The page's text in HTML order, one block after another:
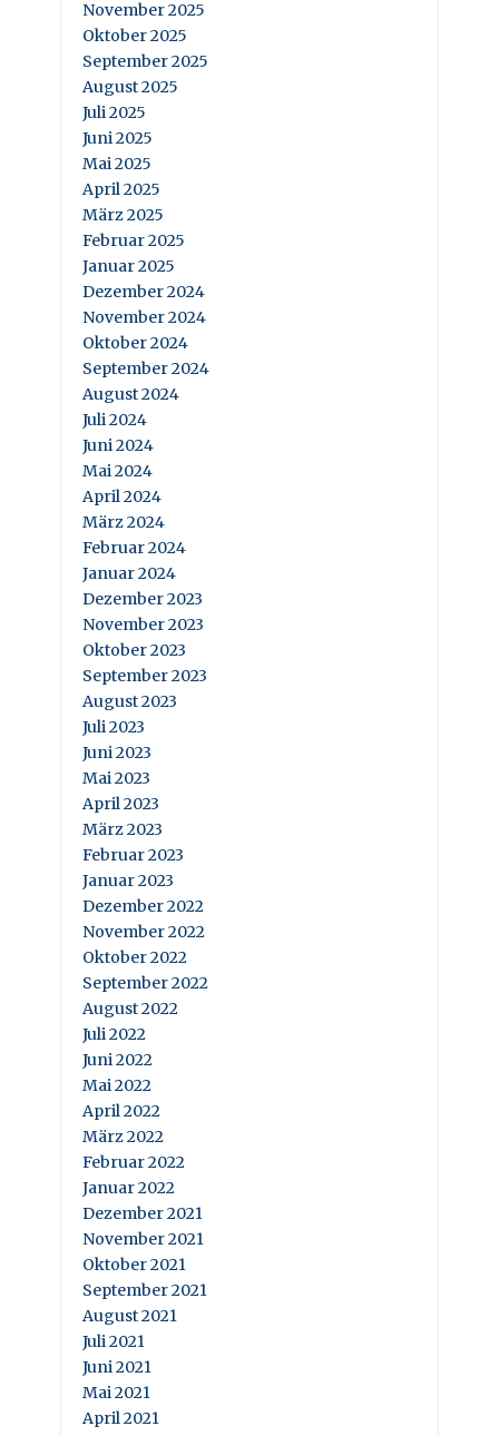
November 2025
Oktober 2025
September 2025
August 2025
Juli 2025
Juni 2025
Mai 2025
April 2025
März 2025
Februar 2025
Januar 2025
Dezember 2024
November 2024
Oktober 2024
September 2024
August 2024
Juli 2024
Juni 2024
Mai 2024
April 2024
März 2024
Februar 2024
Januar 2024
Dezember 2023
November 2023
Oktober 2023
September 2023
August 2023
Juli 2023
Juni 2023
Mai 2023
April 2023
März 2023
Februar 2023
Januar 2023
Dezember 2022
November 2022
Oktober 2022
September 2022
August 2022
Juli 2022
Juni 2022
Mai 2022
April 2022
März 2022
Februar 2022
Januar 2022
Dezember 2021
November 2021
Oktober 2021
September 2021
August 2021
Juli 2021
Juni 2021
Mai 2021
April 2021